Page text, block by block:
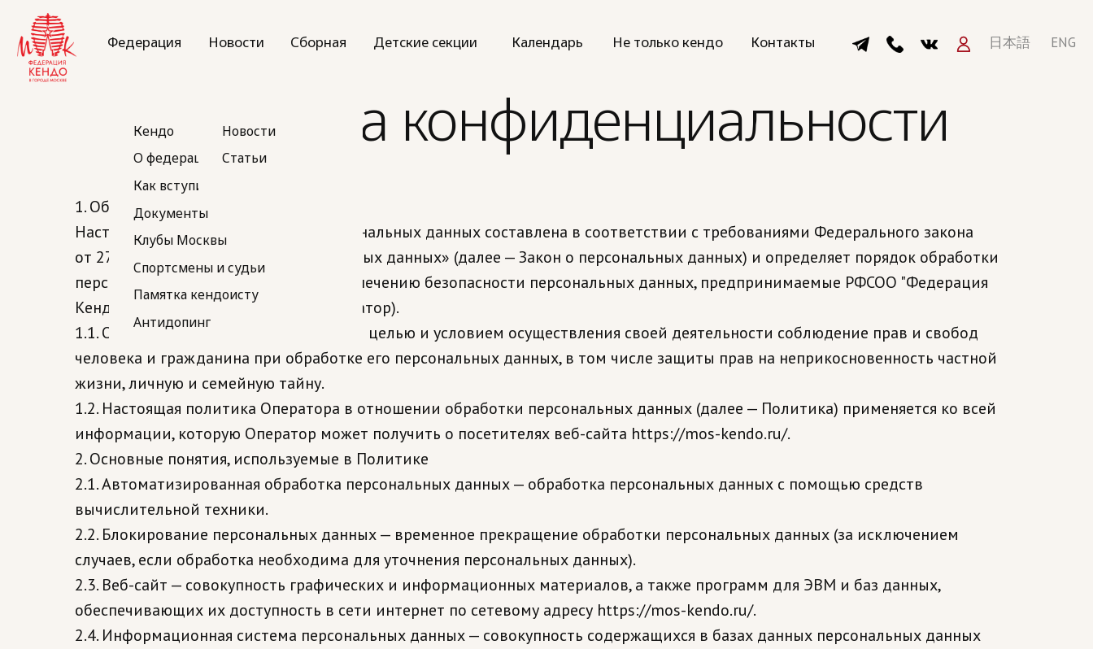
Контакты
Не только кендо
Календарь
Детские секции
Сборная
Новости
Федерация ENG
日本語
Политика конфиденциальности
1. Общие положения
Настоящая политика обработки персональных данных составлена в соответствии с требованиями Федерального закона
от 27.07.2006. № 152-ФЗ «О персональных данных» (далее — Закон о персональных данных) и определяет порядок обработки
персональных данных и меры по обеспечению безопасности персональных данных, предпринимаемые РФСОО "Федерация
Кендо в Городе Москве" (далее — Оператор).
1.1. Оператор ставит своей важнейшей целью и условием осуществления своей деятельности соблюдение прав и свобод
человека и гражданина при обработке его персональных данных, в том числе защиты прав на неприкосновенность частной
жизни, личную и семейную тайну.
1.2. Настоящая политика Оператора в отношении обработки персональных данных (далее — Политика) применяется ко всей
информации, которую Оператор может получить о посетителях веб-сайта https://mos-kendo.ru/.
2. Основные понятия, используемые в Политике
2.1. Автоматизированная обработка персональных данных — обработка персональных данных с помощью средств
вычислительной техники.
2.2. Блокирование персональных данных — временное прекращение обработки персональных данных (за исключением
случаев, если обработка необходима для уточнения персональных данных).
2.3. Веб-сайт — совокупность графических и информационных материалов, а также программ для ЭВМ и баз данных,
обеспечивающих их доступность в сети интернет по сетевому адресу https://mos-kendo.ru/.
2.4. Информационная система персональных данных — совокупность содержащихся в базах данных персональных данных
Антидопинг
Памятка кендоисту
Спортсмены и судьи
Клубы Москвы
Документы
Как вступить в Федерацию
О федерации Статьи